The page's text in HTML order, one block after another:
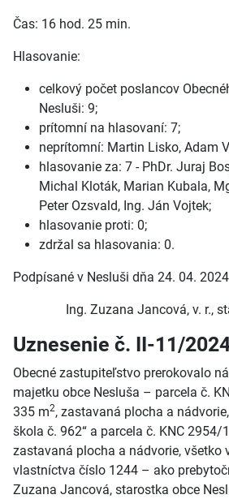
Čas: 16 hod. 25 min.
Hlasovanie:
celkový počet poslancov
Nesluši: 9;
prítomní na hlasovaní: 7;
neprítomní: Martin Lisko, Adam
hlasovanie za: 7 - PhDr. Juraj
Michal Kloták, Marian Kubala,
Peter Ozsvald, Ing. Ján Vojtek;
hlasovanie proti: 0;
zdržal sa hlasovania: 0.
Podpísané v Nesluši dňa 24. 04.
Ing. Zuzana Jancová, v. r.,
Uznesenie č. II-11/
Obecné zastupiteľstvo prerokovalo
majetku obce Nesluša – parcela č.
335 m2, zastavaná plocha a
škola č. 962“ a parcela č. KNC 2954/
zastavaná plocha a nádvorie, všetko
vlastníctva číslo 1244 – ako
Zuzana Jancová, starostka obce